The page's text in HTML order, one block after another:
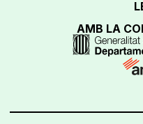
AMB LA